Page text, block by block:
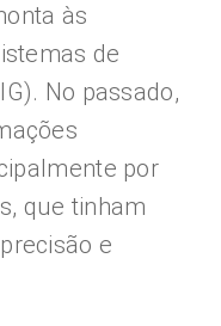
às
de
No passado,
por
que tinham
e